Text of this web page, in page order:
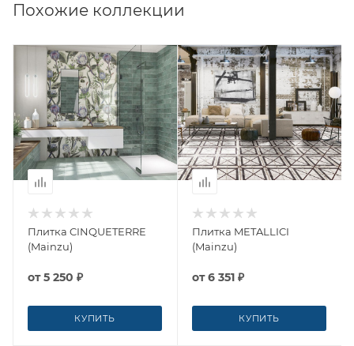
Похожие коллекции
Плитка CINQUETERRE
(Mainzu)
от5 250 ₽
КУПИТЬ
Плитка METALLICI
(Mainzu)
от6 351 ₽
КУПИТЬ